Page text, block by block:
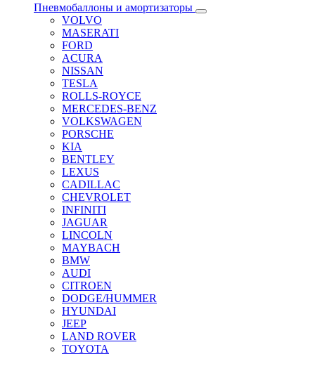
Пневмобаллоны и амортизаторы
VOLVO
MASERATI
FORD
ACURA
NISSAN
TESLA
ROLLS-ROYCE
MERCEDES-BENZ
VOLKSWAGEN
PORSCHE
KIA
BENTLEY
LEXUS
CADILLAC
CHEVROLET
INFINITI
JAGUAR
LINCOLN
MAYBACH
BMW
AUDI
CITROEN
DODGE/HUMMER
HYUNDAI
JEEP
LAND ROVER
TOYOTA